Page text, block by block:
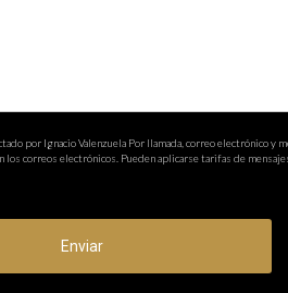
por Ignacio Valenzuela Por llamada, correo electrónico
correos electrónicos. Pueden aplicarse tarifas de
Enviar